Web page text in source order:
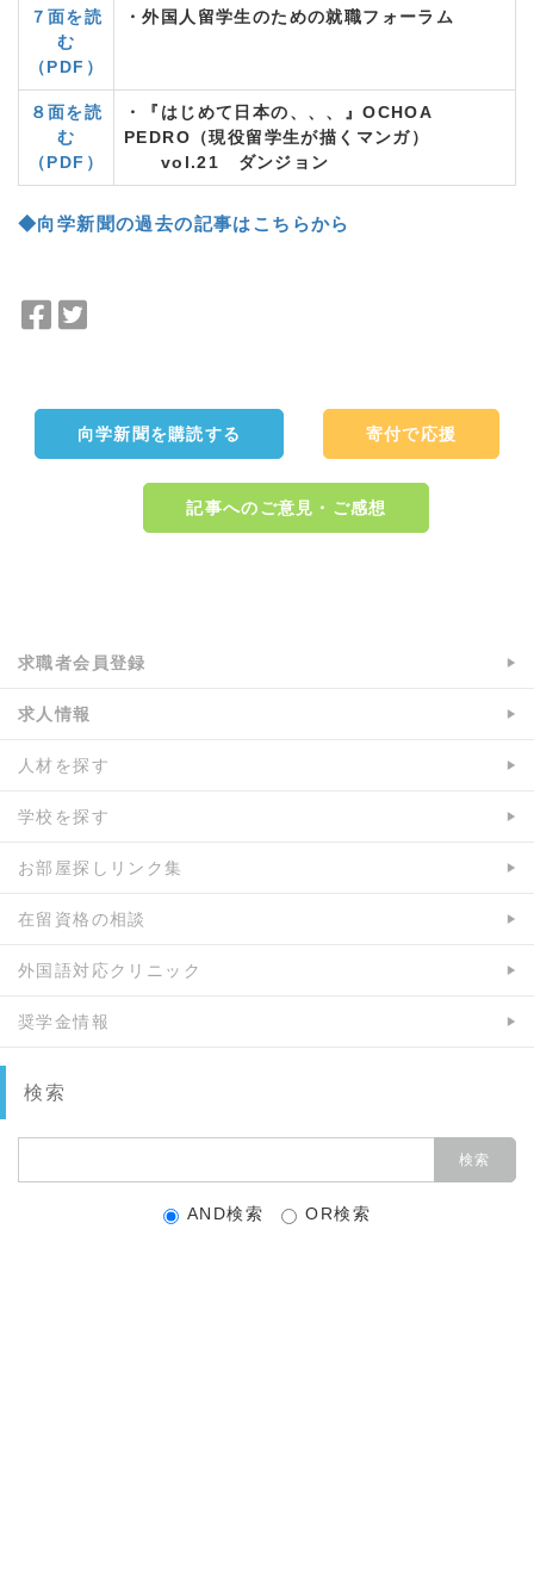
７面を読
む
（PDF）
・外国人留学生のための就職フォーラム
８面を読
む
（PDF）
・『はじめて日本の、、、』OCHOA
PEDRO（現役留学生が描くマンガ）
vol.21 ダンジョン
◆向学新聞の過去の記事はこちらから
e
向学新聞を購読する 寄付で応援
記事へのご意見・ご感想
求職者会員登録
求人情報
人材を探す
学校を探す
お部屋探しリンク集
在留資格の相談
外国語対応クリニック
奨学金情報
検索
AND検索 OR検索